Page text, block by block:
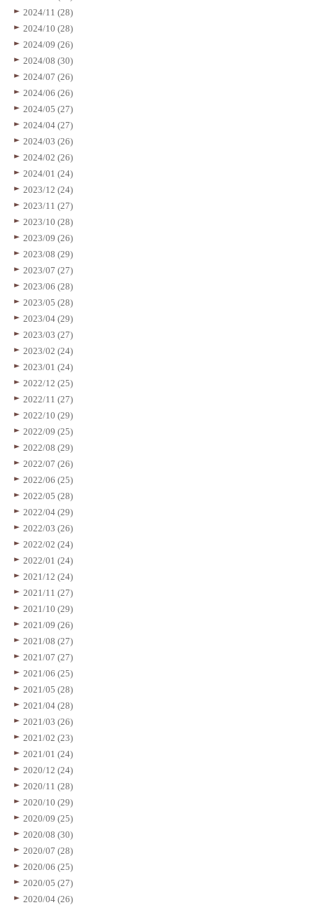
2024/11 (28)
2024/10 (28)
2024/09 (26)
2024/08 (30)
2024/07 (26)
2024/06 (26)
2024/05 (27)
2024/04 (27)
2024/03 (26)
2024/02 (26)
2024/01 (24)
2023/12 (24)
2023/11 (27)
2023/10 (28)
2023/09 (26)
2023/08 (29)
2023/07 (27)
2023/06 (28)
2023/05 (28)
2023/04 (29)
2023/03 (27)
2023/02 (24)
2023/01 (24)
2022/12 (25)
2022/11 (27)
2022/10 (29)
2022/09 (25)
2022/08 (29)
2022/07 (26)
2022/06 (25)
2022/05 (28)
2022/04 (29)
2022/03 (26)
2022/02 (24)
2022/01 (24)
2021/12 (24)
2021/11 (27)
2021/10 (29)
2021/09 (26)
2021/08 (27)
2021/07 (27)
2021/06 (25)
2021/05 (28)
2021/04 (28)
2021/03 (26)
2021/02 (23)
2021/01 (24)
2020/12 (24)
2020/11 (28)
2020/10 (29)
2020/09 (25)
2020/08 (30)
2020/07 (28)
2020/06 (25)
2020/05 (27)
2020/04 (26)